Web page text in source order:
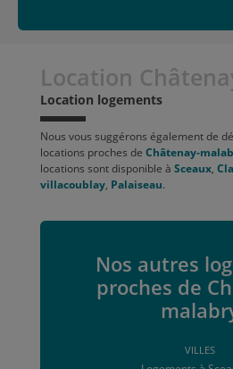
Location
Location logements
Nous vous suggérons également de
locations proches de Châtenay-
locations sont disponible à Sceaux,
villacoublay, Palaiseau.
Nos autres
proches de
VILLES